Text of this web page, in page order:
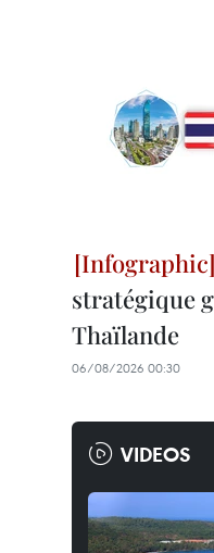
stratégique
Thaïlande
06/08/2026 00:30
VIDEOS